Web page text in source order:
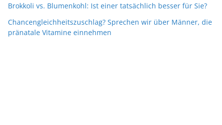
Brokkoli vs. Blumenkohl: Ist einer tatsächlich besser für Sie?
Chancengleichheitszuschlag? Sprechen wir über Männer, die
pränatale Vitamine einnehmen